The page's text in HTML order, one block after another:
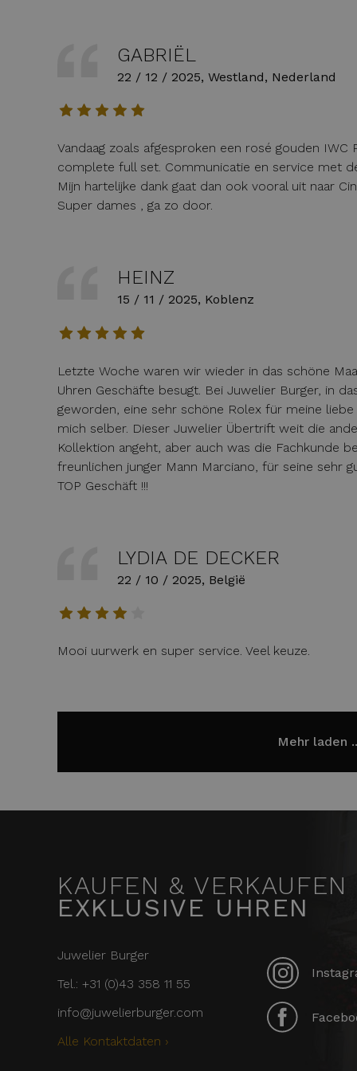
GABRIËL
22 / 12 / 2025, Westland, Nederland
Vandaag zoals afgesproken een rosé gouden IWC
complete full set. Communicatie en service met
Mijn hartelijke dank gaat dan ook vooral uit naar
Super dames , ga zo door.
HEINZ
15 / 11 / 2025, Koblenz
Letzte Woche waren wir wieder in das schöne
Uhren Geschäfte besugt. Bei Juwelier Burger, in
geworden, eine sehr schöne Rolex für meine
mich selber. Dieser Juwelier Übertrift weit die
Kollektion angeht, aber auch was die Fachkunde
freunlichen junger Mann Marciano, für seine sehr
TOP Geschäft !!!
LYDIA DE DECKER
22 / 10 / 2025, België
Mooi uurwerk en super service. Veel keuze.
Mehr laden
KAUFEN & VERKAUFEN
EXKLUSIVE UHREN
Juwelier Burger
Tel.: +31 (0)43 358 11 55
info@juwelierburger.com
Alle Kontaktdaten ›